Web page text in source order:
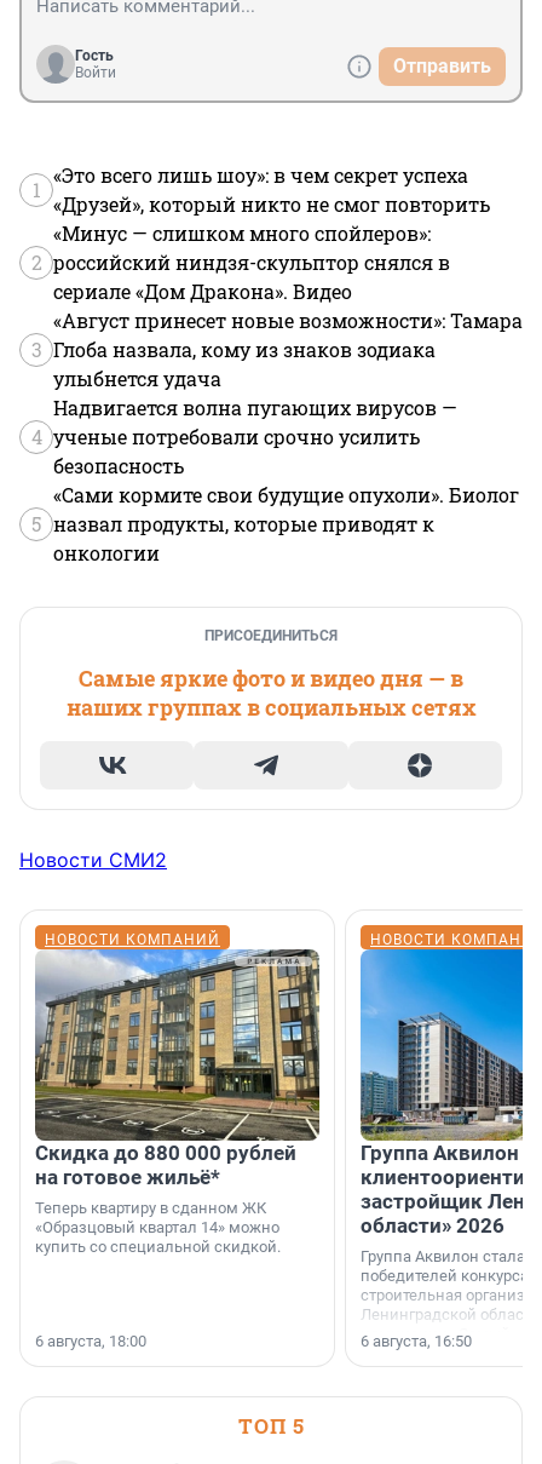
Гость
Войти
Отправить
1
«Это всего лишь шоу»: в чем секрет успеха
«Друзей», который никто не смог повторить
2
«Минус — слишком много спойлеров»:
российский ниндзя-скульптор снялся в
сериале «Дом Дракона». Видео
3
«Август принесет новые возможности»: Тамара
Глоба назвала, кому из знаков зодиака
улыбнется удача
4
Надвигается волна пугающих вирусов —
ученые потребовали срочно усилить
безопасность
5
«Сами кормите свои будущие опухоли». Биолог
назвал продукты, которые приводят к
онкологии
ПРИСОЕДИНИТЬСЯ
Самые яркие фото и видео дня — в
наших группах в социальных сетях
Новости СМИ2
НОВОСТИ КОМПАНИЙ
Скидка до 880 000 рублей
на готовое жильё*
Теперь квартиру в сданном ЖК
«Образцовый квартал 14» можно
купить со специальной скидкой.
6 августа, 18:00
НОВОСТИ
Группа Аквилон
застройщик
области» 2026
Группа Аквилон стала
победителей конкурса
строительная
Ленинградской области
номинации «Самый
застройщик
области».
6 августа, 16:50
ТОП 5